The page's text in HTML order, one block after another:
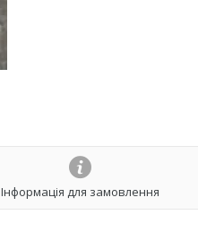
Інформація для замовлення